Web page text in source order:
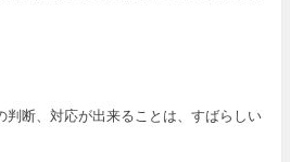
判断、対応が出来ることは、すばらしい